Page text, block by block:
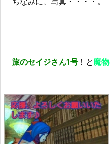
旅のセイジさん1号 ！と 魔